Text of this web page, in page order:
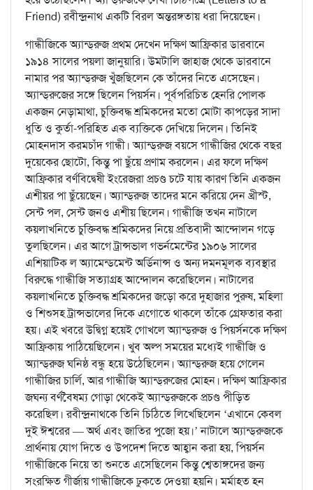
Friend) রবীন্দ্রনাথ একটি বিরল অন্তরঙ্গতায় ধরা দিয়েছেন।
গান্ধীজিকে অ্যান্ড্‌রুজ প্রথম দেখেন দক্ষিণ আফ্রিকার ডারবানে
১৯১৪ সালের পয়লা জানুয়ারি। উমটালি জাহাজ থেকে ডারবানে
নামার পর অ্যান্ড্‌রুজ খুঁজছিলেন কে তাঁদের নিতে এসেছেন।
অ্যান্ড্‌রুজের সঙ্গে ছিলেন পিয়র্সন। পূর্বপরিচিত হেনরি পোলক
একজন নেড়ামাথা, চুক্তিবদ্ধ শ্রমিকদের মতো মোটা কাপড়ের সাদা
ধুতি ও কুর্তা-পরিহিত এক ব্যক্তিকে দেখিয়ে দিলেন। তিনিই
মোহনদাস করমচাঁদ গান্ধী। অ্যান্ড্‌রুজ বয়সে গান্ধীজির থেকে বছর
দুয়েকের ছোটো, কিন্তু পা ছুঁয়ে প্রণাম করলেন। এর ফলে দক্ষিণ
আফ্রিকার বর্ণবিদ্বেষী ইংরেজরা প্রচণ্ড চটে যায় কারণ তিনি একজন
এশীয়র পা ছুঁয়েছেন। অ্যান্ড্‌রুজ তাদের মনে করিয়ে দেন খ্রীস্ট,
সেন্ট পল, সেন্ট জনও এশীয় ছিলেন। গান্ধীজি তখন নাটালে
কয়লাখনিতে চুক্তিবদ্ধ শ্রমিকদের নিয়ে প্রতিবাদী আন্দোলন গড়ে
তুলছিলেন। এর আগে ট্রান্সভাল গভর্নমেন্টের ১৯০৬ সালের
এশিয়াটিক ল অ্যামেন্ডমেন্ট অর্ডিনান্স ও অন্য দমনমূলক ব্যবস্থার
বিরুদ্ধে গান্ধীজি সত্যাগ্রহ আন্দোলন করেছিলেন। নাটালের
কয়লাখনিতে চুক্তিবদ্ধ শ্রমিকদের জড়ো করে দুহাজার পুরুষ, মহিলা
ও শিশুসহ ট্রান্সভালের দিকে এগোতে থাকলে তাঁকে গ্রেফতার করা
হয়। এই খবরে উদ্বিগ্ন হয়েই গোখলে অ্যান্ড্‌রুজ ও পিয়র্সনকে দক্ষিণ
আফ্রিকায় পাঠিয়েছিলেন। খুব অল্প সময়ের মধ্যেই গান্ধীজি ও
অ্যান্ড্‌রুজ ঘনিষ্ঠ বন্ধু হয়ে উঠেছিলেন। অ্যান্ড্‌রুজ হয়ে গেলেন
গান্ধীজির চার্লি, আর গান্ধীজি অ্যান্ড্‌রুজের মোহন। দক্ষিণ আফ্রিকার
জঘন্য বর্ণবৈষম্য গোড়া থেকেই অ্যান্ড্‌রুজকে প্রচণ্ড পীড়িত
করেছিল। রবীন্দ্রনাথকে তিনি চিঠিতে লিখেছিলেন ‘এখানে কেবল
দুই ঈশ্বরের — অর্থ এবং জাতির পুজো হয়।’ নাটালে অ্যান্ড্‌রুজকে
প্রার্থনায় যোগ দিতে ও উপদেশ দিতে আহ্বান করা হয়, পিয়র্সন
গান্ধীজিকে নিয়ে তা শুনতে এসেছিলেন কিন্তু শ্বেতাঙ্গদের জন্য
সংরক্ষিত গীর্জায় গান্ধীজিকে ঢুকতে দেওয়া হয়নি। মর্মাহত হন